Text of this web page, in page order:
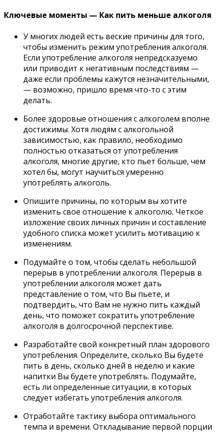
Ключевые моменты — Как пить меньше алкоголя
У многих людей есть веские причины для того,
чтобы изменить режим употребления алкоголя.
Если употребление алкоголя непредсказуемо
или приводит к негативным последствиям —
даже если проблемы кажутся незначительными,
— возможно, пришло время что-то с этим
делать.
Более здоровые отношения с алкоголем вполне
достижимы. Хотя людям с алкогольной
зависимостью, как правило, необходимо
полностью отказаться от употребления
алкоголя, многие другие, кто пьет больше, чем
хотел бы, могут научиться умеренно
употреблять алкоголь.
Опишите причины, по которым вы хотите
изменить свое отношение к алкоголю. Четкое
изложение своих личных причин и составление
удобного списка может усилить мотивацию к
изменениям.
Подумайте о том, чтобы сделать небольшой
перерыв в употреблении алкоголя. Перерыв в
употреблении алкоголя может дать
представление о том, что Вы пьете, и
подтвердить, что Вам не нужно пить каждый
день, что поможет сократить употребление
алкоголя в долгосрочной перспективе.
Разработайте свой конкретный план здорового
употребления. Определите, сколько Вы будете
пить в день, сколько дней в неделю и какие
напитки Вы будете употреблять. Подумайте,
есть ли определенные ситуации, в которых
следует избегать употребления алкоголя.
Отработайте тактику выбора оптимального
темпа и времени. Откладывание первой порции